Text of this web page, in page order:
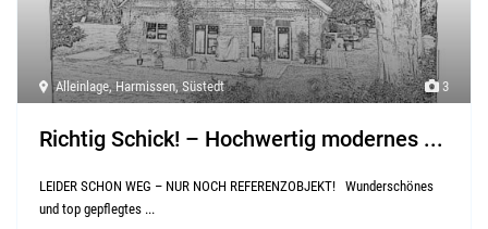
3
Alleinlage,Harmissen,Süstedt
Richtig Schick! – Hochwertig modernes ...
LEIDER SCHON WEG – NUR NOCH REFERENZOBJEKT! Wunderschönes
und top gepflegtes ...